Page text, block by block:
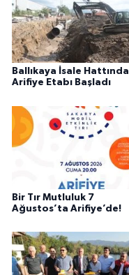
Ballıkaya İsale Hattında
Arifiye Etabı Başladı
Bir Tır Mutluluk 7
Ağustos’ta Arifiye’de!